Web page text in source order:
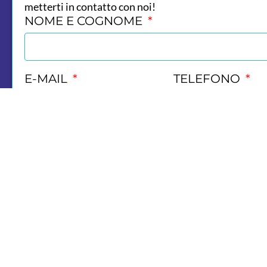
metterti in contatto con noi!
NOME E COGNOME
E-MAIL TELEFONO